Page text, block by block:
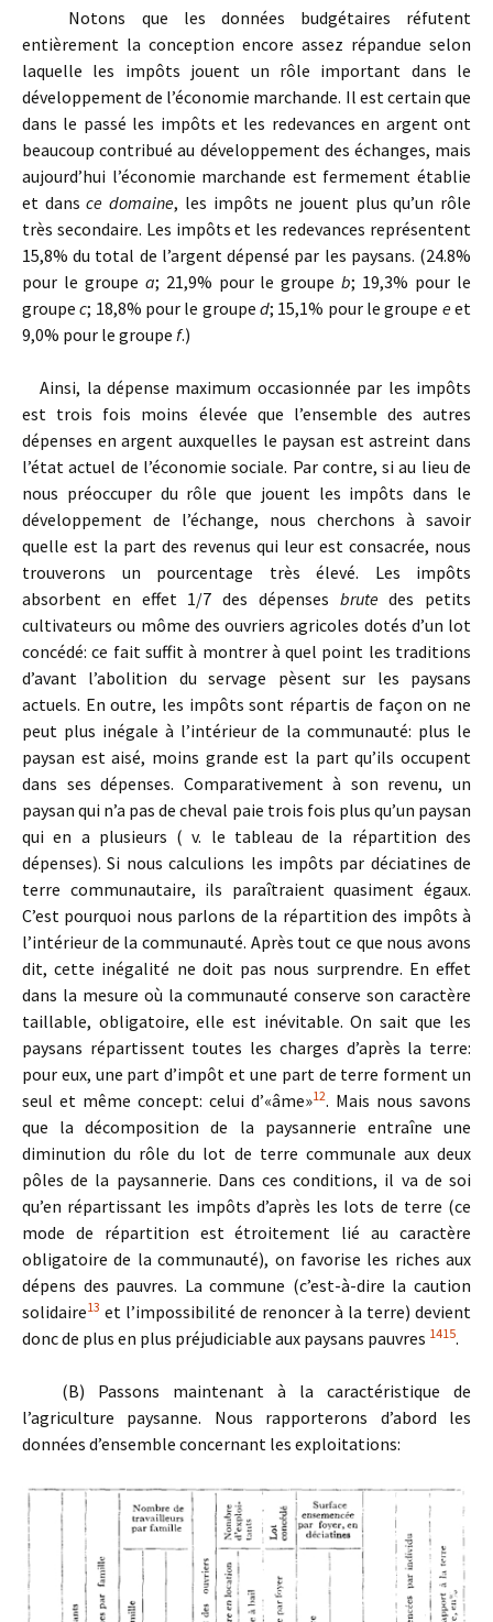
Notons que les données budgétaires réfutent
entièrement la conception encore assez répandue selon
laquelle les impôts jouent un rôle important dans le
développement de l’économie marchande. Il est certain que
dans le passé les impôts et les redevances en argent ont
beaucoup contribué au développement des échanges, mais
aujourd’hui l’économie marchande est fermement établie
et dansce domaine, les impôts ne jouent plus qu’un rôle
très secondaire. Les impôts et les redevances représentent
15,8% du total de l’argent dépensé par les paysans. (24.8%
pour le groupe a; 21,9% pour le groupeb; 19,3% pour le
groupec; 18,8% pour le grouped; 15,1% pour le groupe eet
9,0% pour le groupe f.)
Ainsi, la dépense maximum occasionnée par les impôts
est trois fois moins élevée que l’ensemble des autres
dépenses en argent auxquelles le paysan est astreint dans
l’état actuel de l’économie sociale. Par contre, si au lieu de
nous préoccuper du rôle que jouent les impôts dans le
développement de l’échange, nous cherchons à savoir
quelle est la part des revenus qui leur est consacrée, nous
trouverons un pourcentage très élevé. Les impôts
absorbent en effet 1/7 des dépenses brutedes petits
cultivateurs ou môme des ouvriers agricoles dotés d’un lot
concédé: ce fait suffit à montrer à quel point les traditions
d’avant l’abolition du servage pèsent sur les paysans
actuels. En outre, les impôts sont répartis de façon on ne
peut plus inégale à l’intérieur de la communauté: plus le
paysan est aisé, moins grande est la part qu’ils occupent
dans ses dépenses. Comparativement à son revenu, un
paysan qui n’a pas de cheval paie trois fois plus qu’un paysan
qui en a plusieurs ( v. le tableau de la répartition des
dépenses). Si nous calculions les impôts par déciatines de
terre communautaire, ils paraîtraient quasiment égaux.
C’est pourquoi nous parlons de la répartition des impôts à
l’intérieur de la communauté. Après tout ce que nous avons
dit, cette inégalité ne doit pas nous surprendre. En effet
dans la mesure où la communauté conserve son caractère
taillable, obligatoire, elle est inévitable. On sait que les
paysans répartissent toutes les charges d’après la terre:
pour eux, une part d’impôt et une part de terre forment un
seul et même concept: celui d’«âme»12. Mais nous savons
que la décomposition de la paysannerie entraîne une
diminution du rôle du lot de terre communale aux deux
pôles de la paysannerie. Dans ces conditions, il va de soi
qu’en répartissant les impôts d’après les lots de terre (ce
mode de répartition est étroitement lié au caractère
obligatoire de la communauté), on favorise les riches aux
dépens des pauvres. La commune (c’est-à-dire la caution
solidaire13 et l’impossibilité de renoncer à la terre) devient
donc de plus en plus préjudiciable aux paysans pauvres 1415.
(B) Passons maintenant à la caractéristique de
l’agriculture paysanne. Nous rapporterons d’abord les
données d’ensemble concernant les exploitations: